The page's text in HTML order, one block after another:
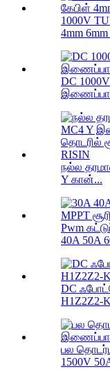
1000V
4mm
DC
நல்ல
Y கான்...
Pwm
40A 50A
DC
H1Z2Z2-
பல
1500V